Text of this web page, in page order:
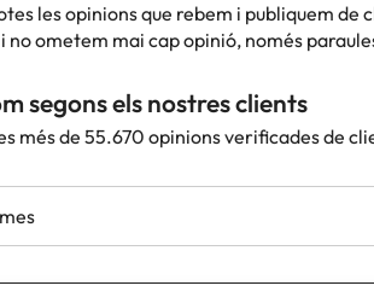
les opinions que rebem i publiquem
no ometem mai cap opinió, només
segons els nostres clients
més de 55.670 opinions verificades de